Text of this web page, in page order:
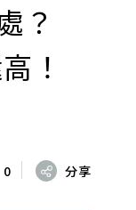
？
！
0 分享